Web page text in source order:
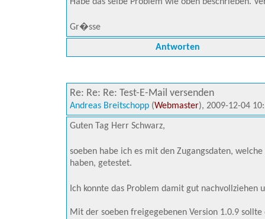
Gr�sse
Antworten
Re: Re: Re: Test-E-Mail versenden
Andreas Breitschopp (Webmaster), 2009-12-04
Guten Tag Herr Schwarz,
soeben habe ich es mit den Zugangsdaten,
haben, getestet.
Ich konnte das Problem damit gut nachvollziehen
Mit der soeben freigegebenen Version 1.0.9